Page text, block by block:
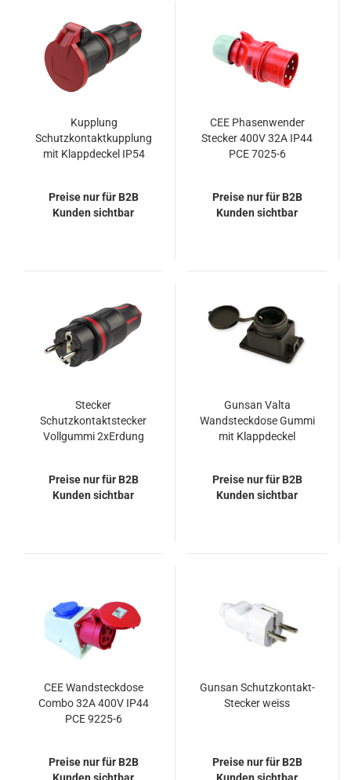
Kupplung
Schutzkontaktkupplung
mit Klappdeckel IP54
Preise nur für B2B
Kunden sichtbar
CEE Phasenwender
Stecker 400V 32A IP44
PCE 7025-6
Preise nur für B2B
Kunden sichtbar
Stecker
Schutzkontaktstecker
Vollgummi 2xErdung
Preise nur für B2B
Kunden sichtbar
Gunsan Valta
Wandsteckdose Gummi
mit Klappdeckel
Preise nur für B2B
Kunden sichtbar
CEE Wandsteckdose
Combo 32A 400V IP44
PCE 9225-6
Preise nur für B2B
Gunsan Schutzkontakt-
Stecker weiss
Preise nur für B2B